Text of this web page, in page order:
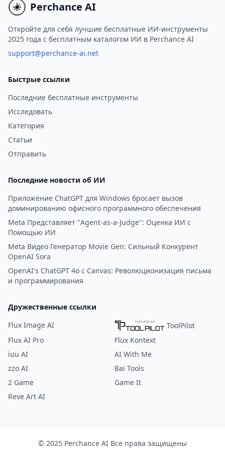
мысли, встречи или идеи, и
пусть приложение займется
процессом создания заметок
за вас.
бесшовным опытом.
Perchance AI
Откройте для себя лучшие бесплатные ИИ-инструменты
2025 года с бесплатным каталогом ИИ в Perchance AI
support@perchance-ai.net
Быстрые ссылки
Последние бесплатные инструменты
Исследовать
Категория
Статьи
Отправить
Последние новости об ИИ
Приложение ChatGPT для Windows бросает вызов
доминированию офисного программного обеспечения
Meta Представляет "Agent-as-a-Judge": Оценка ИИ с
Помощью ИИ
Meta Видео Генератор Movie Gen: Сильный Конкурент
OpenAI Sora
OpenAI's ChatGPT 4o с Canvas: Революционизация письма
и программирования
Дружественные ссылки
Flux Image AI
ToolPilot
Flux AI Pro
Flux Kontext
iuu AI
AI With Me
zzo AI
Bai Tools
2 Game
Game It
Reve Art AI
© 2025 Perchance AI Все права защищены